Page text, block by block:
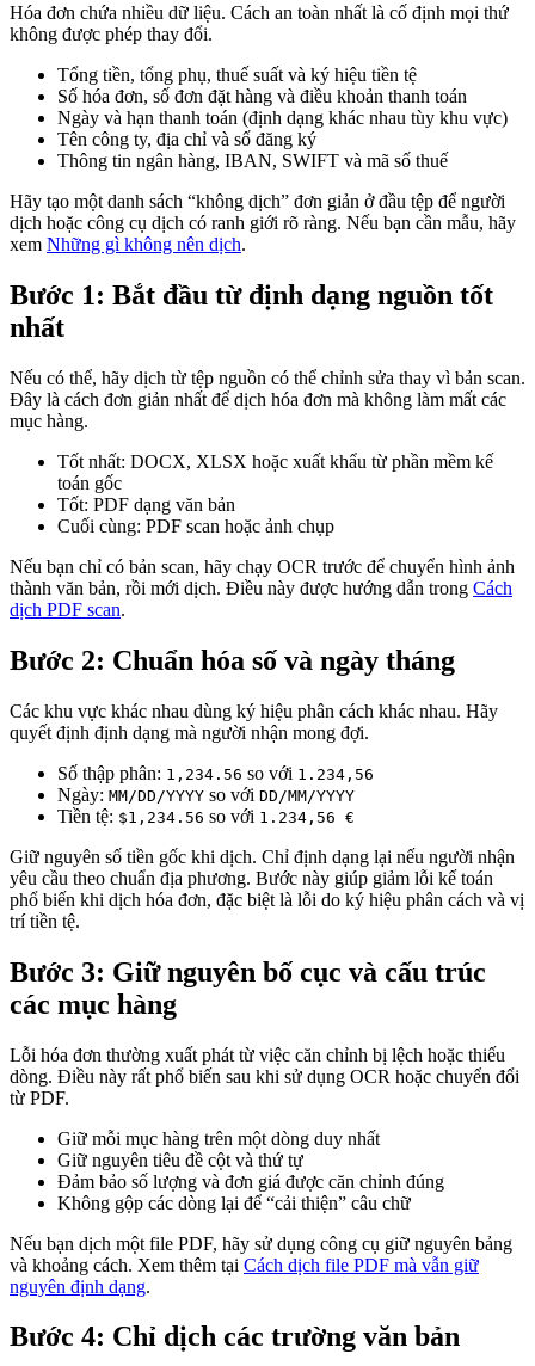
Hóa đơn chứa nhiều dữ liệu. Cách an toàn nhất là cố định mọi thứ
không được phép thay đổi.
Tổng tiền, tổng phụ, thuế suất và ký hiệu tiền tệ
Số hóa đơn, số đơn đặt hàng và điều khoản thanh toán
Ngày và hạn thanh toán (định dạng khác nhau tùy khu vực)
Tên công ty, địa chỉ và số đăng ký
Thông tin ngân hàng, IBAN, SWIFT và mã số thuế
Hãy tạo một danh sách “không dịch” đơn giản ở đầu tệp để người
dịch hoặc công cụ dịch có ranh giới rõ ràng. Nếu bạn cần mẫu, hãy
xem Những gì không nên dịch.
Bước 1: Bắt đầu từ định dạng nguồn tốt
nhất
Nếu có thể, hãy dịch từ tệp nguồn có thể chỉnh sửa thay vì bản scan.
Đây là cách đơn giản nhất để dịch hóa đơn mà không làm mất các
mục hàng.
Tốt nhất: DOCX, XLSX hoặc xuất khẩu từ phần mềm kế
toán gốc
Tốt: PDF dạng văn bản
Cuối cùng: PDF scan hoặc ảnh chụp
Nếu bạn chỉ có bản scan, hãy chạy OCR trước để chuyển hình ảnh
thành văn bản, rồi mới dịch. Điều này được hướng dẫn trong Cách
dịch PDF scan.
Bước 2: Chuẩn hóa số và ngày tháng
Các khu vực khác nhau dùng ký hiệu phân cách khác nhau. Hãy
quyết định định dạng mà người nhận mong đợi.
Số thập phân: 1,234.56 so với 1.234,56
Ngày: MM/DD/YYYY so với DD/MM/YYYY
Tiền tệ: $1,234.56 so với 1.234,56 €
Giữ nguyên số tiền gốc khi dịch. Chỉ định dạng lại nếu người nhận
yêu cầu theo chuẩn địa phương. Bước này giúp giảm lỗi kế toán
phổ biến khi dịch hóa đơn, đặc biệt là lỗi do ký hiệu phân cách và vị
trí tiền tệ.
Bước 3: Giữ nguyên bố cục và cấu trúc
các mục hàng
Lỗi hóa đơn thường xuất phát từ việc căn chỉnh bị lệch hoặc thiếu
dòng. Điều này rất phổ biến sau khi sử dụng OCR hoặc chuyển đổi
từ PDF.
Giữ mỗi mục hàng trên một dòng duy nhất
Giữ nguyên tiêu đề cột và thứ tự
Đảm bảo số lượng và đơn giá được căn chỉnh đúng
Không gộp các dòng lại để “cải thiện” câu chữ
Nếu bạn dịch một file PDF, hãy sử dụng công cụ giữ nguyên bảng
và khoảng cách. Xem thêm tại Cách dịch file PDF mà vẫn giữ
nguyên định dạng.
Bước 4: Chỉ dịch các trường văn bản